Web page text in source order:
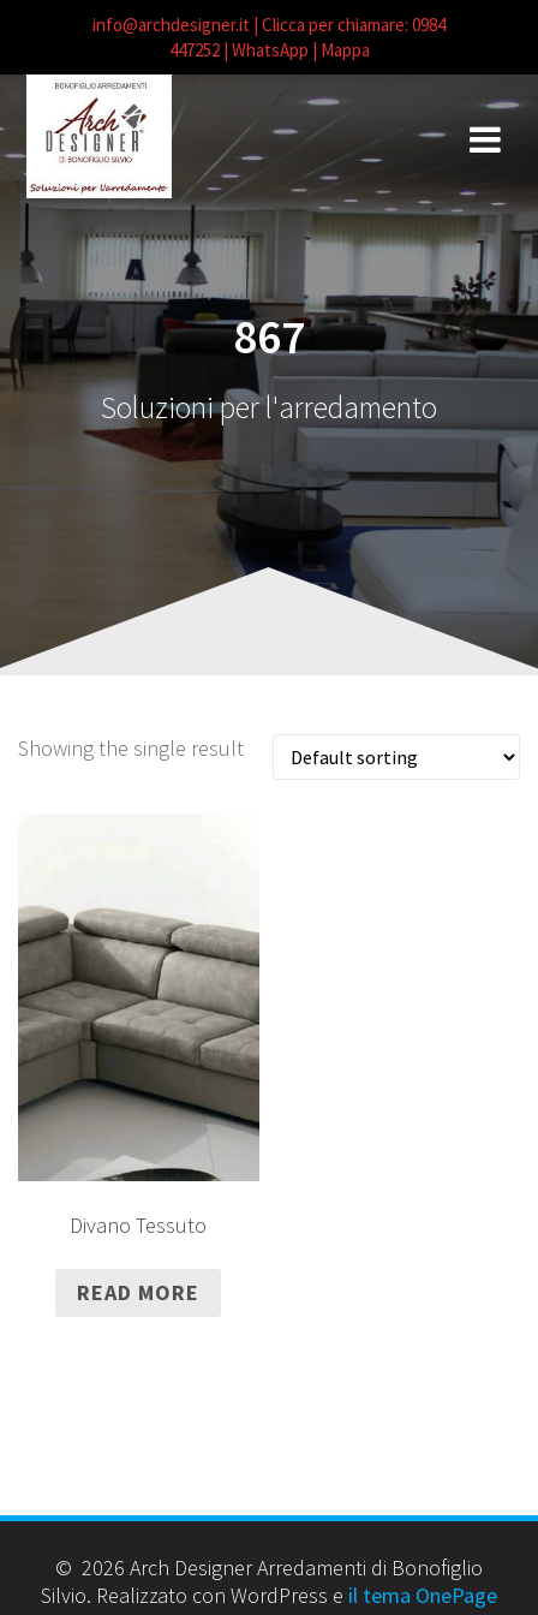
contenuto
867
Soluzioni per l'arredamento
Showing the single result
Divano Tessuto
READ MORE
© 2026 Arch Designer Arredamenti di Bonofiglio
Silvio. Realizzato con WordPress e il tema OnePage
info@archdesigner.it | Clicca per chiamare: 0984
447252| WhatsApp | Mappa